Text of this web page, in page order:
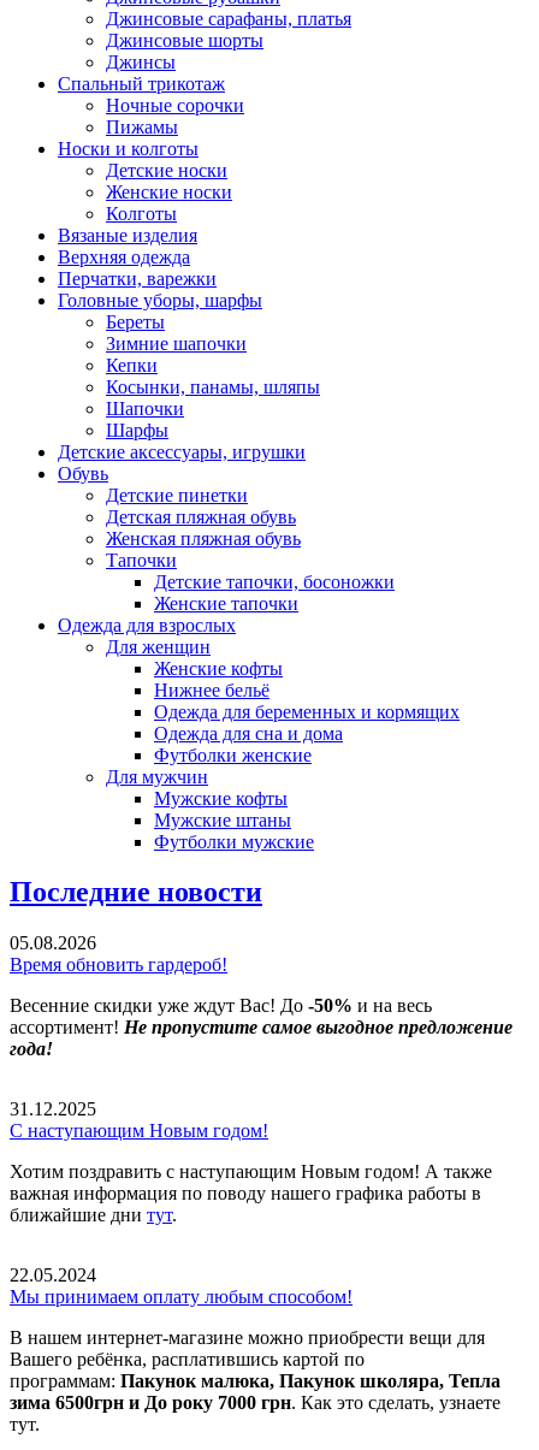
Джинсовые сарафаны, платья
Джинсовые шорты
Джинсы
Спальный трикотаж
Ночные сорочки
Пижамы
Носки и колготы
Детские носки
Женские носки
Колготы
Вязаные изделия
Верхняя одежда
Перчатки, варежки
Головные уборы, шарфы
Береты
Зимние шапочки
Кепки
Косынки, панамы, шляпы
Шапочки
Шарфы
Детские аксессуары, игрушки
Обувь
Детские пинетки
Детская пляжная обувь
Женская пляжная обувь
Тапочки
Детские тапочки, босоножки
Женские тапочки
Одежда для взрослых
Для женщин
Женские кофты
Нижнее бельё
Одежда для беременных и кормящих
Одежда для сна и дома
Футболки женские
Для мужчин
Мужские кофты
Мужские штаны
Футболки мужские
Последние новости
05.08.2026
Время обновить гардероб!
Весенние скидки уже ждут Вас! До -50% и на весь
ассортимент! Не пропустите самое выгодное предложение
года!
31.12.2025
С наступающим Новым годом!
Хотим поздравить с наступающим Новым годом! А также
важная информация по поводу нашего графика работы в
ближайшие дни тут.
22.05.2024
Мы принимаем оплату любым способом!
В нашем интернет-магазине можно приобрести вещи для
Вашего ребёнка, расплатившись картой по
программам: Пакунок малюка, Пакунок школяра, Тепла
зима 6500грн и До року 7000 грн. Как это сделать, узнаете
тут.